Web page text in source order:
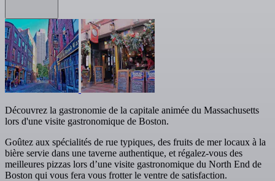
Découvrez la gastronomie de la capitale animée du Massachusetts
lors d'une visite gastronomique de Boston.
Goûtez aux spécialités de rue typiques, des fruits de mer locaux à la
bière servie dans une taverne authentique, et régalez-vous des
meilleures pizzas lors d’une visite gastronomique du North End de
Boston qui vous fera vous frotter le ventre de satisfaction.